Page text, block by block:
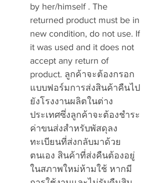
by her/himself . The
returned product must be in
new condition, do not use. If
it was used and it does not
accept any return of
product. ลูกค้าจะต้องกรอก
แบบฟอร์มการส่งสินค้าคืนไป
ยังโรงงานผลิตในต่าง
ประเทศซึ่งลูกค้าจะต้องชำระ
ค่าขนส่งสำหรับพัสดุลง
ทะเบียนที่ส่งกลับมาด้วย
ตนเอง สินค้าที่ส่งคืนต้องอยู่
ในสภาพใหม่ห้ามใช้ หากมี